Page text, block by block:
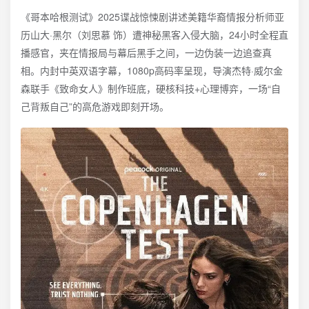
《哥本哈根测试》2025谍战惊悚剧讲述美籍华裔情报分析师亚
历山大·黑尔（刘思慕 饰）遭神秘黑客入侵大脑，24小时全程直
播感官，夹在情报局与幕后黑手之间，一边伪装一边追查真
相。内封中英双语字幕，1080p高码率呈现，导演杰特·威尔金
森联手《致命女人》制作班底，硬核科技+心理博弈，一场“自
己背叛自己”的高危游戏即刻开场。